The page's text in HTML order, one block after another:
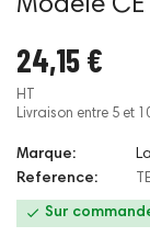
Modèle CE
24,15 €
HT
Livraison entre 5 et
Marque:
Reference:
 Sur